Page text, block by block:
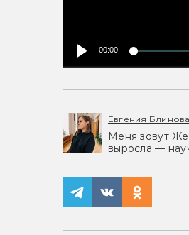
00:00
Евгения Блинова
Меня зовут
выросла —